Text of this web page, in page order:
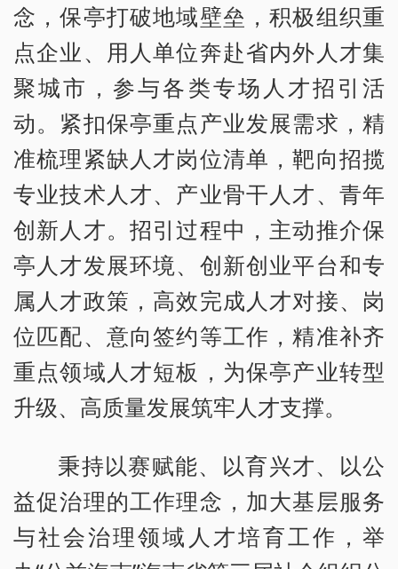
念，保亭打破地域壁垒，积极组织重
点企业、用人单位奔赴省内外人才集
聚城市，参与各类专场人才招引活
动。紧扣保亭重点产业发展需求，精
准梳理紧缺人才岗位清单，靶向招揽
专业技术人才、产业骨干人才、青年
创新人才。招引过程中，主动推介保
亭人才发展环境、创新创业平台和专
属人才政策，高效完成人才对接、岗
位匹配、意向签约等工作，精准补齐
重点领域人才短板，为保亭产业转型
升级、高质量发展筑牢人才支撑。
秉持以赛赋能、以育兴才、以公
益促治理的工作理念，加大基层服务
与社会治理领域人才培育工作，举